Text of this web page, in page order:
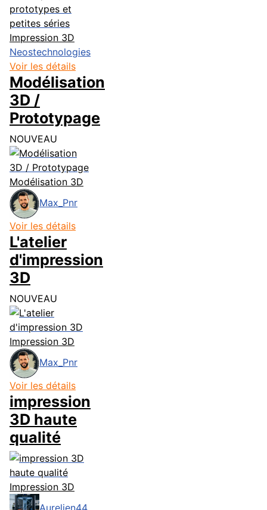
Impression 3D
Neostechnologies
Voir les détails
Modélisation
3D /
Prototypage
NOUVEAU
Modélisation 3D
Max_Pnr
Voir les détails
L'atelier
d'impression
3D
NOUVEAU
Impression 3D
Max_Pnr
Voir les détails
impression
3D haute
qualité
Impression 3D